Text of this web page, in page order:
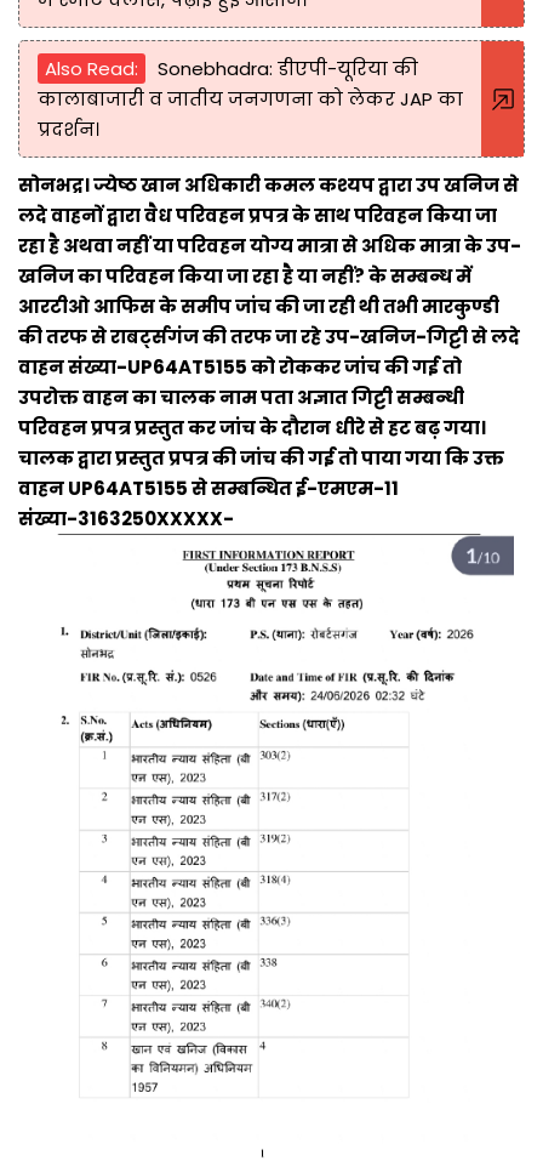
Also Read:
Sonebhadra: डीएपी-यूरिया की
कालाबाजारी व जातीय जनगणना को लेकर JAP का
प्रदर्शन।
सोनभद्र। ज्येष्ठ खान अधिकारी कमल कश्यप द्वारा उप खनिज से
लदे वाहनों द्वारा वैध परिवहन प्रपत्र के साथ परिवहन किया जा
रहा है अथवा नहीं या परिवहन योग्य मात्रा से अधिक मात्रा के उप-
खनिज का परिवहन किया जा रहा है या नहीं? के सम्बन्ध में
आरटीओ आफिस के समीप जांच की जा रही थी तभी मारकुण्डी
की तरफ से राबर्ट्सगंज की तरफ जा रहे उप-खनिज-गिट्टी से लदे
वाहन संख्या-UP64AT5155 को रोककर जांच की गई तो
उपरोक्त वाहन का चालक नाम पता अज्ञात गिट्टी सम्बन्धी
परिवहन प्रपत्र प्रस्तुत कर जांच के दौरान धीरे से हट बढ़ गया।
चालक द्वारा प्रस्तुत प्रपत्र की जांच की गई तो पाया गया कि उक्त
वाहन UP64AT5155 से सम्बन्धित ई-एमएम-11
संख्या-3163250XXXXX-